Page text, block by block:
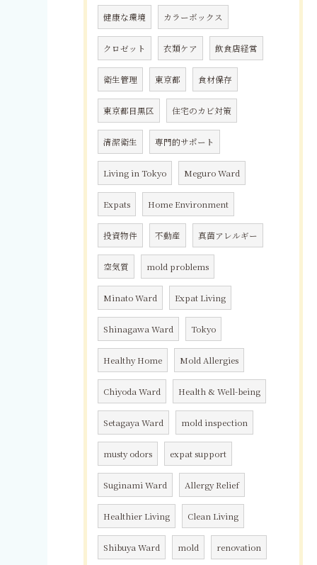
健康な環境 カラーボックス
クロゼット 衣類ケア 飲食店経営
衛生管理 東京都 食材保存
東京都目黒区 住宅のカビ対策
清潔衛生 専門的サポート
Living in Tokyo Meguro Ward
Expats Home Environment
投資物件 不動産 真菌アレルギー
空気質 mold problems
Minato Ward Expat Living
Shinagawa Ward Tokyo
Healthy Home Mold Allergies
Chiyoda Ward Health & Well-being
Setagaya Ward mold inspection
musty odors expat support
Suginami Ward Allergy Relief
Healthier Living Clean Living
Shibuya Ward mold renovation